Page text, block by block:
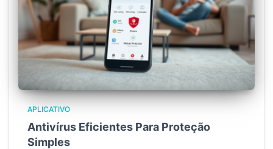
APLICATIVO
Antivírus Eficientes Para Proteção
Simples